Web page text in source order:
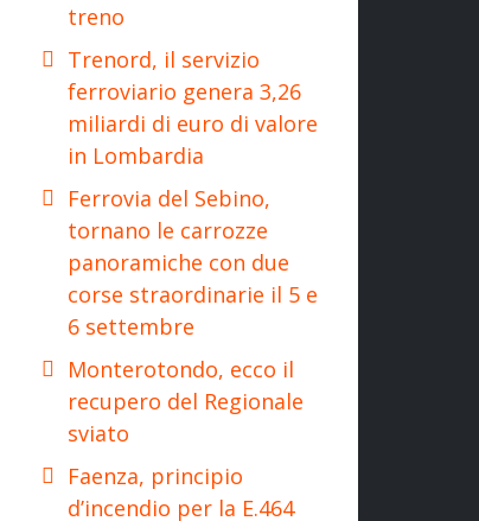
treno
Trenord, il servizio
ferroviario genera 3,26
miliardi di euro di valore
in Lombardia
Ferrovia del Sebino,
tornano le carrozze
panoramiche con due
corse straordinarie il 5 e
6 settembre
Monterotondo, ecco il
recupero del Regionale
sviato
Faenza, principio
d’incendio per la E.464